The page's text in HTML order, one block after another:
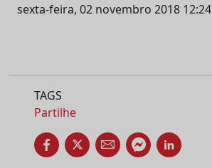
sexta-feira, 02 novembro 2018 12:24
TAGS
Partilhe